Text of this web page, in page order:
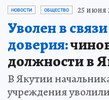
НОВОСТИ ОБЩЕСТВО 25 июня
Уволен в
доверия:
должности в
В Якутии
учреждения